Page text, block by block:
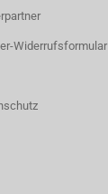
Widerrufsformular